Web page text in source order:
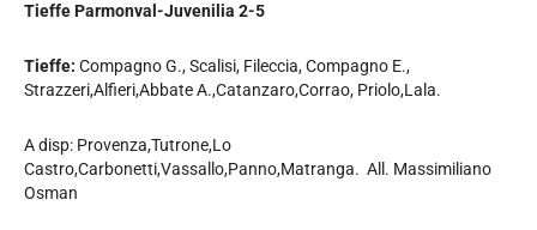
Tieffe Parmonval-Juvenilia 2-5
Tieffe: Compagno G., Scalisi, Fileccia, Compagno E.,
Strazzeri,Alfieri,Abbate A.,Catanzaro,Corrao, Priolo,Lala.
A disp: Provenza,Tutrone,Lo
Castro,Carbonetti,Vassallo,Panno,Matranga. All. Massimiliano
Osman